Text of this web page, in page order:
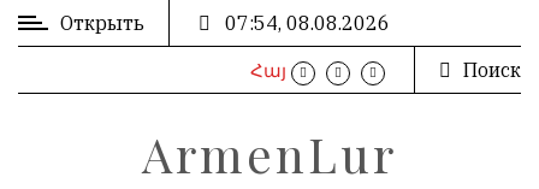
ВХОД
РЕГИСТРАЦИЯ
Открыть 07:54, 08.08.2026
Հայ Поиск
ArmenLur